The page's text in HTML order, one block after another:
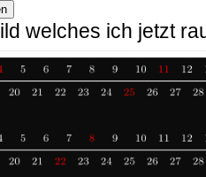
welches ich jetzt